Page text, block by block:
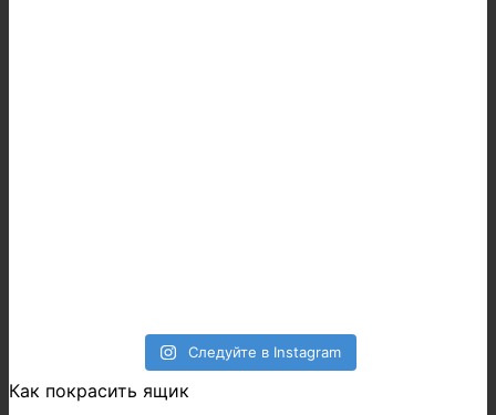
Следуйте в Instagram
Как покрасить ящик